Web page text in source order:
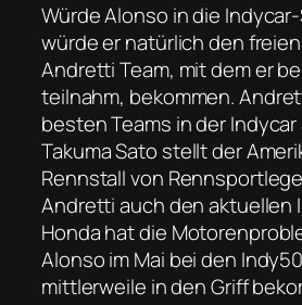
Würde Alonso in die
würde er natürlich den
Andretti Team, mit dem er
teilnahm, bekommen.
besten Teams in der
Takuma Sato stellt der
Rennstall von
Andretti auch den aktuellen
Honda hat die
Alonso im Mai bei den
mittlerweile in den Griff